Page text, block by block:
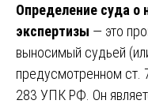
Определение суда о
экспертизы — это
выносимый судьей
предусмотренном
283 УПК РФ. Он